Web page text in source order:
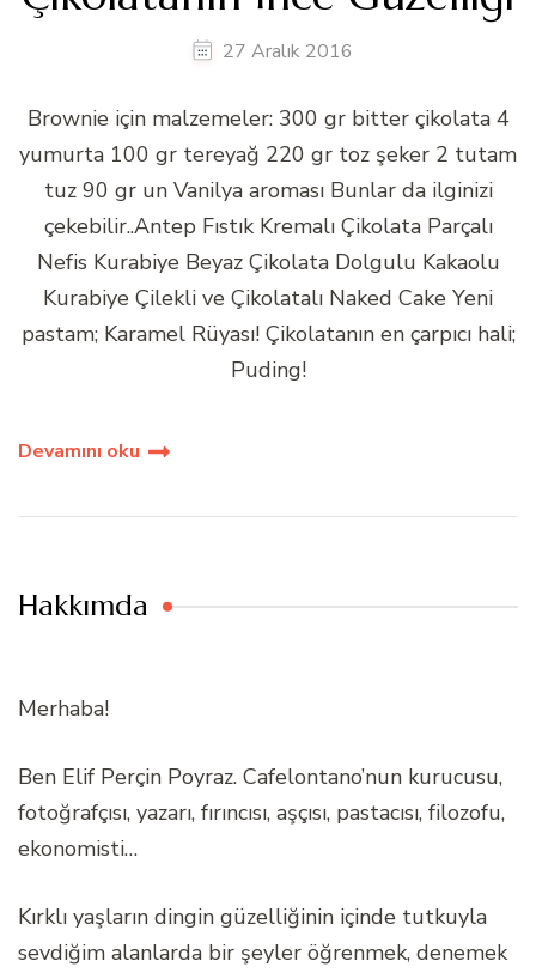
27 Aralık 2016
Brownie için malzemeler: 300 gr bitter çikolata 4
yumurta 100 gr tereyağ 220 gr toz şeker 2 tutam
tuz 90 gr un Vanilya aroması Bunlar da ilginizi
çekebilir..Antep Fıstık Kremalı Çikolata Parçalı
Nefis Kurabiye Beyaz Çikolata Dolgulu Kakaolu
Kurabiye Çilekli ve Çikolatalı Naked Cake Yeni
pastam; Karamel Rüyası! Çikolatanın en çarpıcı hali;
Puding!
Devamını oku
Hakkımda
Merhaba!
Ben Elif Perçin Poyraz. Cafelontano’nun kurucusu,
fotoğrafçısı, yazarı, fırıncısı, aşçısı, pastacısı, filozofu,
ekonomisti…
Kırklı yaşların dingin güzelliğinin içinde tutkuyla
sevdiğim alanlarda bir şeyler öğrenmek, denemek